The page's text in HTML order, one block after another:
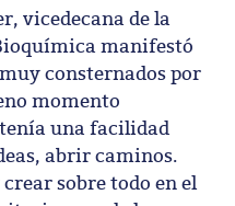
vicedecana de la
manifestó
consternados por
momento
una facilidad
abrir caminos.
sobre todo en el